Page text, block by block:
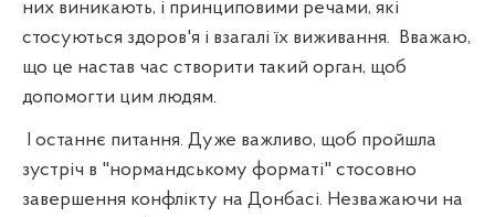
них виникають, і принциповими речами, які
стосуються здоров'я і взагалі їх виживання.
Вважаю,
що це настав час створити такий орган, щоб
допомогти цим людям.
І останнє питання. Дуже важливо, щоб пройшла
зустріч в "нормандському форматі" стосовно
завершення конфлікту на Донбасі. Незважаючи на